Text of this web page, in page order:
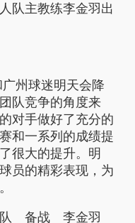
队主教练李金羽出
州球迷明天会降
队竞争的角度来
对手做好了充分的
和一系列的成绩提
很大的提升。明
员的精彩表现，为
备战 李金羽